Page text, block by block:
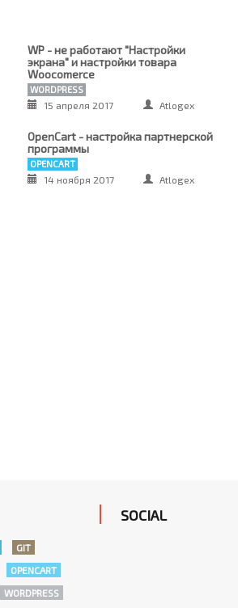
WP - не работают "Настройки
экрана" и настройки товара
Woocomerce
WORDPRESS
15 апреля 2017 Atlogex
OpenCart - настройка партнерской
программы
OPENCART
14 ноября 2017 Atlogex
GIT
OPENCART
WORDPRESS
SOCIAL